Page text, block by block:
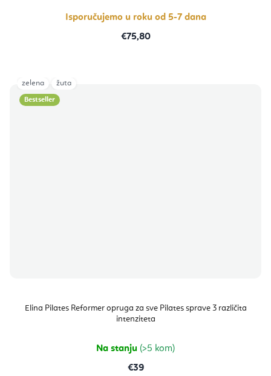
Isporučujemo u roku od 5-7 dana
€75,80
Bestseller
Elina Pilates Reformer opruga za sve Pilates sprave 3 različita
intenziteta
Na stanju (>5 kom)
€39
zelena žuta